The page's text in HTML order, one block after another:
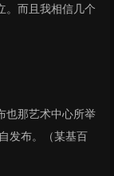
。而且我相信几个
也那艺术中心所举
发布。（某基百